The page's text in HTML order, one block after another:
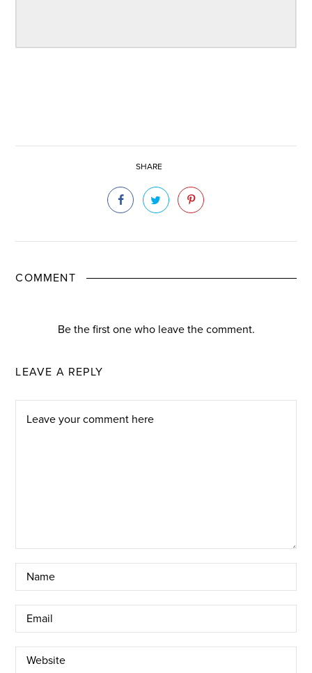
SHARE
COMMENT
Be the first one who leave the comment.
LEAVE A REPLY